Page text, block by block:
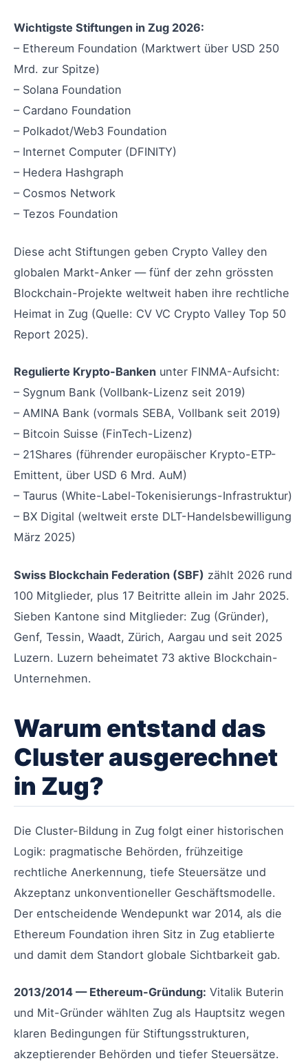
Wichtigste Stiftungen in Zug 2026:
– Ethereum Foundation (Marktwert über USD 250
Mrd. zur Spitze)
– Solana Foundation
– Cardano Foundation
– Polkadot/Web3 Foundation
– Internet Computer (DFINITY)
– Hedera Hashgraph
– Cosmos Network
– Tezos Foundation
Diese acht Stiftungen geben Crypto Valley den
globalen Markt-Anker — fünf der zehn grössten
Blockchain-Projekte weltweit haben ihre rechtliche
Heimat in Zug (Quelle: CV VC Crypto Valley Top 50
Report 2025).
Regulierte Krypto-Banken unter FINMA-Aufsicht:
– Sygnum Bank (Vollbank-Lizenz seit 2019)
– AMINA Bank (vormals SEBA, Vollbank seit 2019)
– Bitcoin Suisse (FinTech-Lizenz)
– 21Shares (führender europäischer Krypto-ETP-
Emittent, über USD 6 Mrd. AuM)
– Taurus (White-Label-Tokenisierungs-Infrastruktur)
– BX Digital (weltweit erste DLT-Handelsbewilligung
März 2025)
Swiss Blockchain Federation (SBF) zählt 2026 rund
100 Mitglieder, plus 17 Beitritte allein im Jahr 2025.
Sieben Kantone sind Mitglieder: Zug (Gründer),
Genf, Tessin, Waadt, Zürich, Aargau und seit 2025
Luzern. Luzern beheimatet 73 aktive Blockchain-
Unternehmen.
Warum entstand das
Cluster ausgerechnet
in Zug?
Die Cluster-Bildung in Zug folgt einer historischen
Logik: pragmatische Behörden, frühzeitige
rechtliche Anerkennung, tiefe Steuersätze und
Akzeptanz unkonventioneller Geschäftsmodelle.
Der entscheidende Wendepunkt war 2014, als die
Ethereum Foundation ihren Sitz in Zug etablierte
und damit dem Standort globale Sichtbarkeit gab.
2013/2014 — Ethereum-Gründung: Vitalik Buterin
und Mit-Gründer wählten Zug als Hauptsitz wegen
klaren Bedingungen für Stiftungsstrukturen,
akzeptierender Behörden und tiefer Steuersätze.